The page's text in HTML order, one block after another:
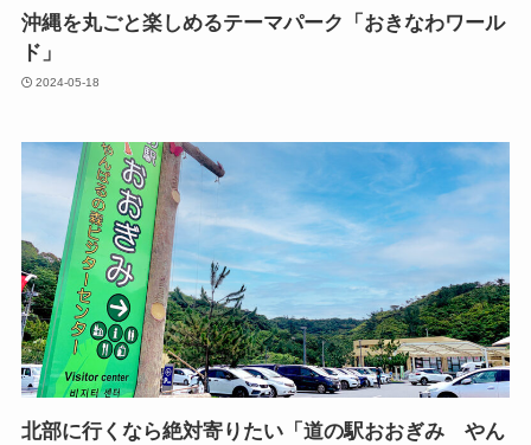
沖縄を丸ごと楽しめるテーマパーク「おきなわワール
ド」
2024-05-18
北部に行くなら絶対寄りたい「道の駅おおぎみ やん